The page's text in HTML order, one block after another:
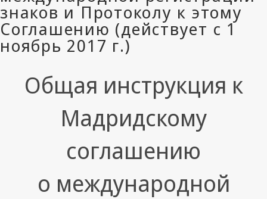
Общая инструкция к
Мадридскому
соглашению
о международной